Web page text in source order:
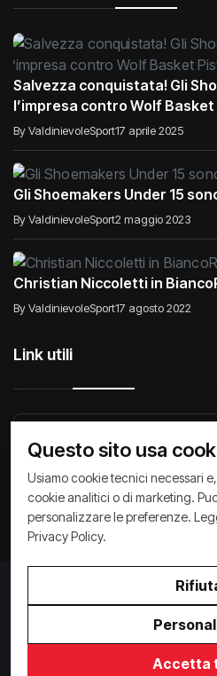
Salvezza conquistata! Gli
l’impresa contro Wolf
By ValdinievoleSport17 aprile 2025
Gli Shoemakers Under 15
By ValdinievoleSport2 maggio 2023
Christian Niccoletti in
By ValdinievoleSport17 agosto 2022
Link utili
Raccontiamo di Noi
Privacy Policy Cookie Policy
Privacy Policy/
Copyright ©2026
Invio
Questo sito usa
Usiamo cookie tecnici necessari
cookie analitici o di marketing.
personalizzare le preferenze.
Privacy Policy.
Accetta